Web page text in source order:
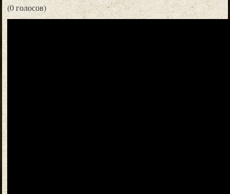
(0 голосов)